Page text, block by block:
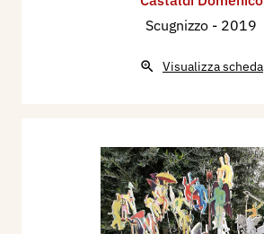
Scugnizzo - 2019
Visualizza scheda